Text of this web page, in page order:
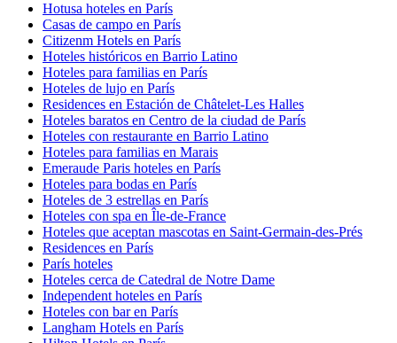
Hotusa hoteles en París
Casas de campo en París
Citizenm Hotels en París
Hoteles históricos en Barrio Latino
Hoteles para familias en París
Hoteles de lujo en París
Residences en Estación de Châtelet-Les Halles
Hoteles baratos en Centro de la ciudad de París
Hoteles con restaurante en Barrio Latino
Hoteles para familias en Marais
Emeraude Paris hoteles en París
Hoteles para bodas en París
Hoteles de 3 estrellas en París
Hoteles con spa en Île-de-France
Hoteles que aceptan mascotas en Saint-Germain-des-Prés
Residences en París
París hoteles
Hoteles cerca de Catedral de Notre Dame
Independent hoteles en París
Hoteles con bar en París
Langham Hotels en París